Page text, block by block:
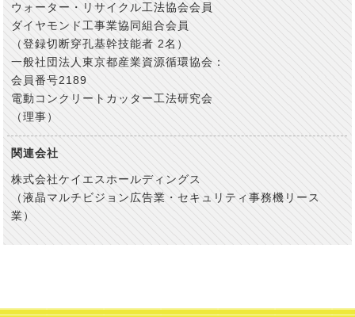
ウォーター・リサイクル工法協会会員
ダイヤモンド工事業協同組合会員
（登録切断穿孔基幹技能者 2名）
一般社団法人東京都産業資源循環協会：
会員番号2189
電動コンクリートカッター工法研究会
（理事）
関連会社
株式会社ケイエスホールディングス
（液晶マルチビジョン広告業・セキュリティ事務機リース
業）